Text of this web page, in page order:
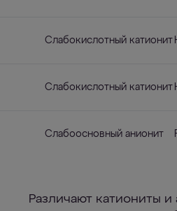
Слабокислотный катионит
Слабокислотный катионит
Слабоосновный анионит
Различают катиониты и